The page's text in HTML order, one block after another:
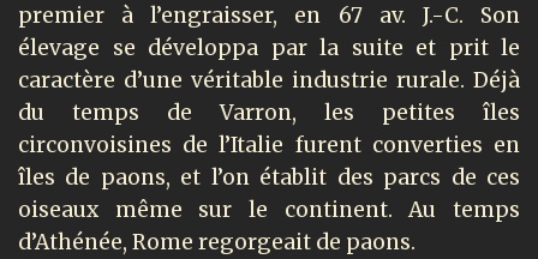
premier à l’engraisser, en 67 av. J.-C. Son
élevage se développa par la suite et prit le
caractère d’une véritable industrie rurale. Déjà
du temps de Varron, les petites îles
circonvoisines de l’Italie furent converties en
îles de paons, et l’on établit des parcs de ces
oiseaux même sur le continent. Au temps
d’Athénée, Rome regorgeait de paons.